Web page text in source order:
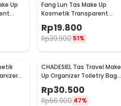
Up
Fang Lun Tas Make Up
Kosmetik Transparent
Mesh Octagon Bag - SMG2
Rp19.800
Rp39.900 51%
-
CHADESIEL Tas Travel Make
Up Organizer Toiletry Bag
with Hook - C150
Rp30.500
Rp56.900 47%